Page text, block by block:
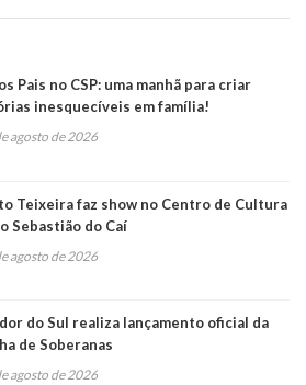
Pais no CSP: uma manhã para criar
inesquecíveis em família!
agosto de 2026
Teixeira faz show no Centro de Cultura
Sebastião do Caí
agosto de 2026
do Sul realiza lançamento oficial da
de Soberanas
agosto de 2026